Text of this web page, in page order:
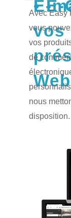
E-E-
vos
Avec Easy
vous
vos
de
nous
disposition.